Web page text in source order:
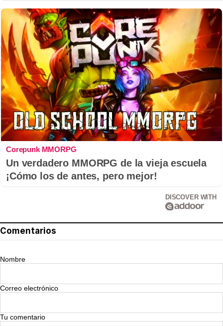
Corepunk MMORPG
Un verdadero MMORPG de la vieja escuela
¡Cómo los de antes, pero mejor!
DISCOVER WITH
Comentarios
Nombre
Correo electrónico
Tu comentario